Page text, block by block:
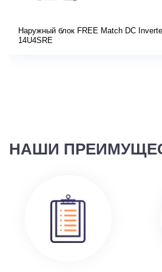
Наружный блок FREE Match DC
14U4SRE
НАШИ